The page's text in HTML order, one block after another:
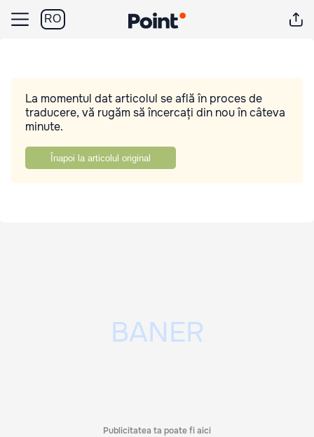
RO
La momentul dat articolul se află în proces de
traducere, vă rugăm să încercați din nou în câteva
minute.
Înapoi la articolul original
Publicitatea ta poate fi aici